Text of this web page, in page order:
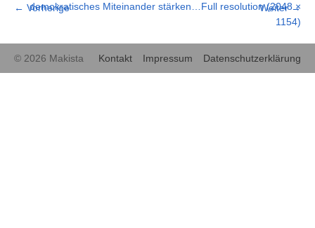
demokratisches Miteinander stärken… Full resolution (2048 ×
1154)
← Vorherige Weiter→
© 2026 Makista Kontakt Impressum Datenschutzerklärung